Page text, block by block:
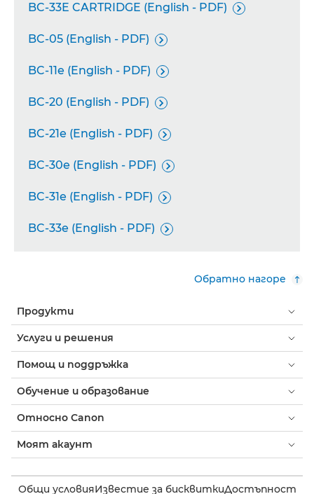
BC-33E CARTRIDGE (English - PDF) 
BC-05 (English - PDF) 
BC-11e (English - PDF) 
BC-20 (English - PDF) 
BC-21e (English - PDF) 
BC-30e (English - PDF) 
BC-31e (English - PDF) 
BC-33e (English - PDF) 
Обратно нагоре
Продукти
Услуги и решения
Помощ и поддръжка
Обучение и образование
Относно Canon
Моят акаунт
Общи условияИзвестие за бисквиткиДостъпност